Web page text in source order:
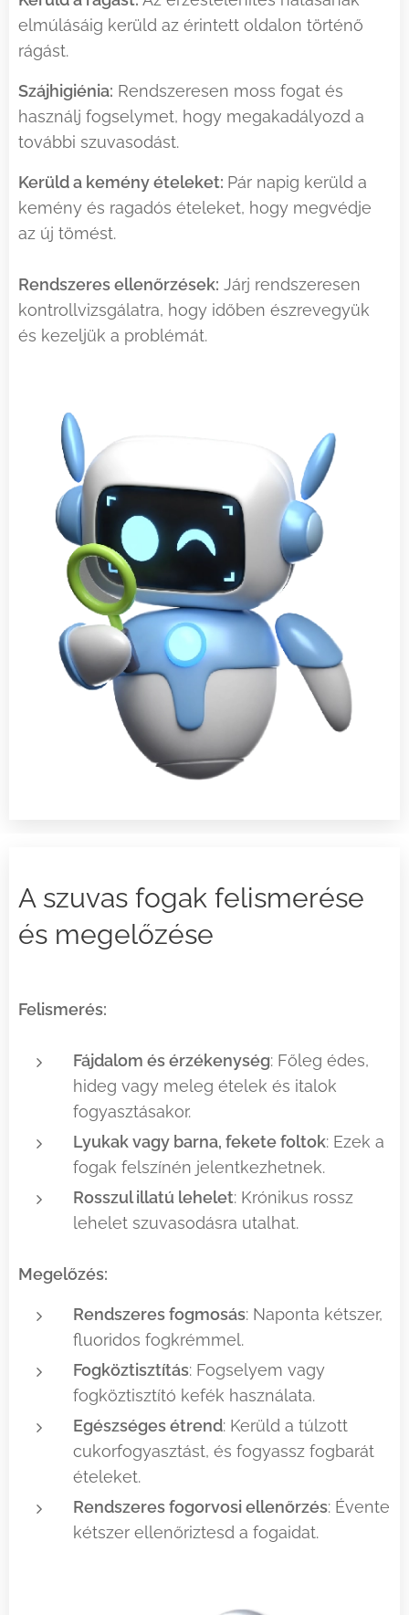
elmúlásáig kerüld az érintett oldalon történő
rágást.
Szájhigiénia: Rendszeresen moss fogat és
használj fogselymet, hogy megakadályozd a
további szuvasodást.
Kerüld a kemény ételeket: Pár napig kerüld a
kemény és ragadós ételeket, hogy megvédje
az új tömést.
Rendszeres ellenőrzések: Járj rendszeresen
kontrollvizsgálatra, hogy időben észrevegyük
és kezeljük a problémát.
A szuvas fogak felismerése
és megelőzése
Felismerés:
Fájdalom és érzékenység: Főleg édes,
hideg vagy meleg ételek és italok
fogyasztásakor.
Lyukak vagy barna, fekete foltok: Ezek a
fogak felszínén jelentkezhetnek.
Rosszul illatú lehelet: Krónikus rossz
lehelet szuvasodásra utalhat.
Megelőzés:
Rendszeres fogmosás: Naponta kétszer,
fluoridos fogkrémmel.
Fogköztisztítás: Fogselyem vagy
fogköztisztító kefék használata.
Egészséges étrend: Kerüld a túlzott
cukorfogyasztást, és fogyassz fogbarát
ételeket.
Rendszeres fogorvosi ellenőrzés: Évente
kétszer ellenőriztesd a fogaidat.